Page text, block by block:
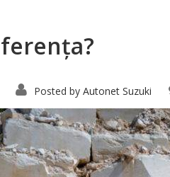
Posted by Autonet Suzuki